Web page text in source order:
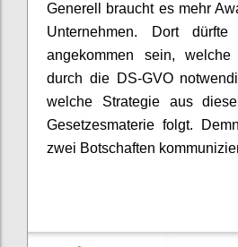
Generell braucht es mehr
Unternehmen. Dort
angekommen sein, welche
durch die DS-GVO
welche Strategie aus
Gesetzesmaterie folgt.
zwei Botschaften